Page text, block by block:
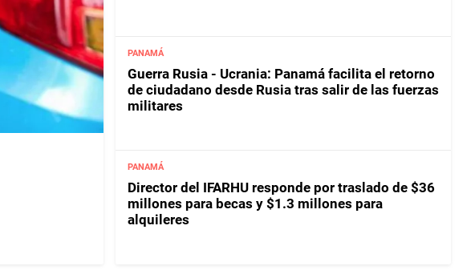
PANAMÁ
Guerra Rusia - Ucrania: Panamá facilita el retorno
de ciudadano desde Rusia tras salir de las fuerzas
militares
PANAMÁ
Director del IFARHU responde por traslado de $36
millones para becas y $1.3 millones para
alquileres